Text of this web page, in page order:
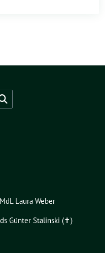
Laura Weber
Günter Stalinski (✝︎)